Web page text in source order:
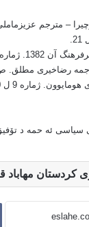
مترجم عزیزماملی –
.
15 ل 22 دا
رضاخیری مطلق. ص
ژماره 9 ل 40
ئه حمه د تۆفیق . ل
کردستان